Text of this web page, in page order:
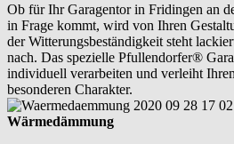
Ob für Ihr Garagentor in Fridingen an
in Frage kommt, wird von Ihren
der Witterungsbeständigkeit steht
nach. Das spezielle Pfullendorfer®
individuell verarbeiten und verleiht
besonderen Charakter.
Wärmedämmung